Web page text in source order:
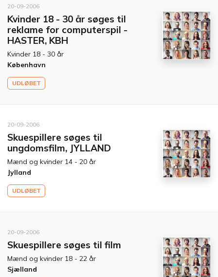
20-09-2006
Kvinder 18 - 30 år søges til
reklame for computerspil -
HASTER, KBH
Kvinder 18 - 30 år
København
UDLØBET
20-09-2006
Skuespillere søges til
ungdomsfilm, JYLLAND
Mænd og kvinder 14 - 20 år
Jylland
UDLØBET
20-09-2006
Skuespillere søges til film
Mænd og kvinder 18 - 22 år
Sjælland